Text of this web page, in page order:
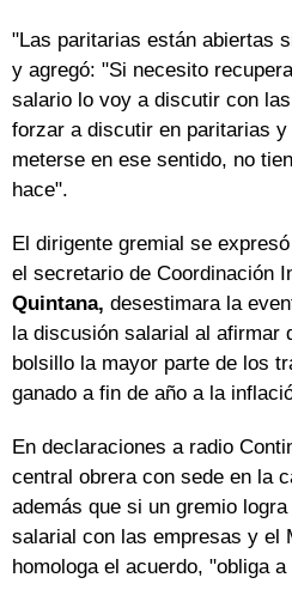
"Las paritarias están abiertas
y agregó: "Si necesito
salario lo voy a discutir con
forzar a discutir en paritarias y
meterse en ese sentido, no
hace".
El dirigente gremial se
el secretario de Coordinación
Quintana, desestimara la
la discusión salarial al afirmar
bolsillo la mayor parte de los
ganado a fin de año a la
En declaraciones a radio
central obrera con sede en la
además que si un gremio
salarial con las empresas y el
homologa el acuerdo, "obliga